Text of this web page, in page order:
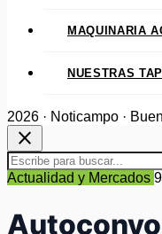
MAQUINARIA
NUESTRAS
2026 · Noticampo ·
close
Actualidad y Mercados